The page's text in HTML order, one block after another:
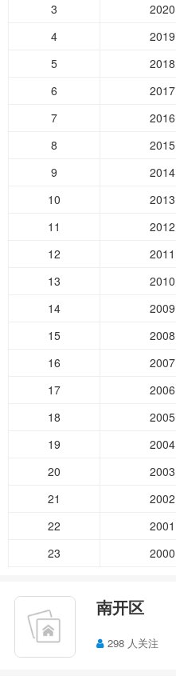
3
2020
4
2019
5
2018
6
2017
7
2016
8
2015
9
2014
10
2013
11
2012
12
2011
13
2010
14
2009
15
2008
16
2007
17
2006
18
2005
19
2004
20
2003
21
2002
22
2001
23
2000
南开区
298 人关注